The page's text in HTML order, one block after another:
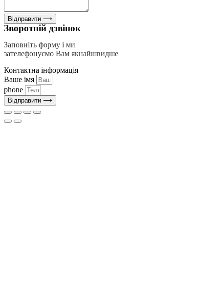
Відправити ⟶
Зворотній дзвінок
Заповніть форму і ми
зателефонуємо Вам якнайшвидше
Контактна інформація
Ваше імя
phone
Відправити ⟶